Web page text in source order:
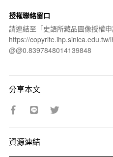
授權聯絡窗口
請連結至「史語所藏品圖像授權
https://
@@0.8397848014139848
分享本文
資源連結